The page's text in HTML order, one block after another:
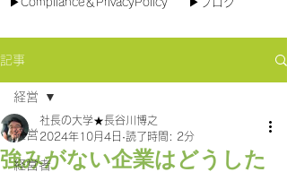
記事
経営
経営者
経営
強みがない企業はどうした
社長の大学★長谷川博之
2024年10月4日 読了時間: 2分